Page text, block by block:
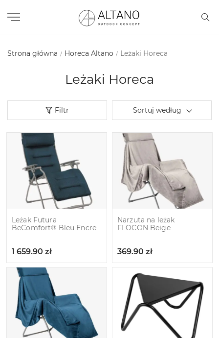
Strona główna Horeca Altano Leżaki Horeca
Leżaki Horeca
Filtr Sortuj według
Leżak Futura
BeComfort® Bleu Encre
1 659.90 zł
Narzuta na leżak
FLOCON Beige
369.90 zł